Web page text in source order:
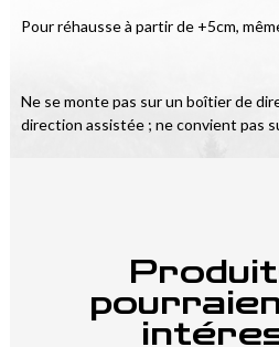
Pour réhausse à partir de +5cm,
Ne se monte pas sur un boîtier de
direction assistée ; ne convient pas